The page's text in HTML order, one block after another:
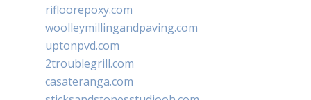
rifloorepoxy.com
woolleymillingandpaving.com
uptonpvd.com
2troublegrill.com
casateranga.com